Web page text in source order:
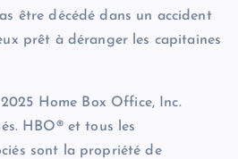
être décédé dans un accident
prêt à déranger les capitaines
Home Box Office, Inc.
HBO® et tous les
sont la propriété de